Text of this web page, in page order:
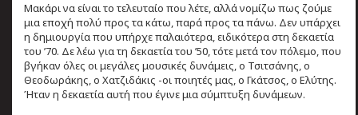
Μακάρι να είναι το τελευταίο που λέτε, αλλά νομίζω πως ζούμε
μια εποχή πολύ προς τα κάτω, παρά προς τα πάνω. Δεν υπάρχει
η δημιουργία που υπήρχε παλαιότερα, ειδικότερα στη δεκαετία
του ’70. Δε λέω για τη δεκαετία του ’50, τότε μετά τον πόλεμο, που
βγήκαν όλες οι μεγάλες μουσικές δυνάμεις, ο Τσιτσάνης, ο
Θεοδωράκης, ο Χατζιδάκις -οι ποιητές μας, ο Γκάτσος, ο Ελύτης.
Ήταν η δεκαετία αυτή που έγινε μια σύμπτυξη δυνάμεων.